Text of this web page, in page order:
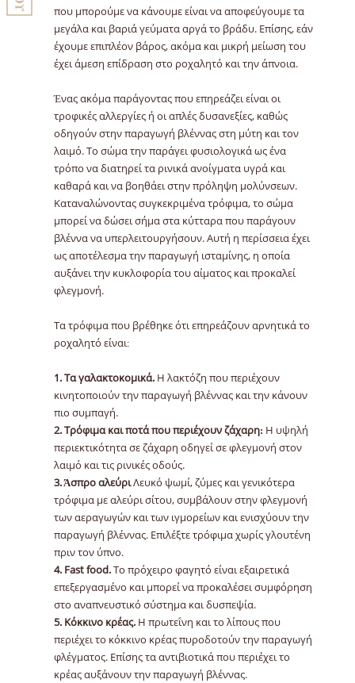
που μπορούμε να κάνουμε είναι να αποφεύγουμε τα
μεγάλα και βαριά γεύματα αργά το βράδυ. Επίσης, εάν
έχουμε επιπλέον βάρος, ακόμα και μικρή μείωση του
έχει άμεση επίδραση στο ροχαλητό και την άπνοια.
Ένας ακόμα παράγοντας που επηρεάζει είναι οι
τροφικές αλλεργίες ή οι απλές δυσανεξίες, καθώς
οδηγούν στην παραγωγή βλέννας στη μύτη και τον
λαιμό. Το σώμα την παράγει φυσιολογικά ως ένα
τρόπο να διατηρεί τα ρινικά ανοίγματα υγρά και
καθαρά και να βοηθάει στην πρόληψη μολύνσεων.
Καταναλώνοντας συγκεκριμένα τρόφιμα, το σώμα
μπορεί να δώσει σήμα στα κύτταρα που παράγουν
βλέννα να υπερλειτουργήσουν. Αυτή η περίσσεια έχει
ως αποτέλεσμα την παραγωγή ισταμίνης, η οποία
αυξάνει την κυκλοφορία του αίματος και προκαλεί
φλεγμονή.
Τα τρόφιμα που βρέθηκε ότι επηρεάζουν αρνητικά το
ροχαλητό είναι:
1. Τα γαλακτοκομικά. Η λακτόζη που περιέχουν
κινητοποιούν την παραγωγή βλέννας και την κάνουν
πιο συμπαγή.
2. Τρόφιμα και ποτά που περιέχουν ζάχαρη: H υψηλή
περιεκτικότητα σε ζάχαρη οδηγεί σε φλεγμονή στον
λαιμό και τις ρινικές οδούς.
3. Άσπρο αλεύριΛευκό ψωμί, ζύμες και γενικότερα
τρόφιμα με αλεύρι σίτου, συμβάλουν στην φλεγμονή
των αεραγωγών και των ιγμορείων και ενισχύουν την
παραγωγή βλέννας. Επιλέξτε τρόφιμα χωρίς γλουτένη
πριν τον ύπνο.
4. Fast food.Το πρόχειρο φαγητό είναι εξαιρετικά
επεξεργασμένο και μπορεί να προκαλέσει συμφόρηση
στο αναπνευστικό σύστημα και δυσπεψία.
5. Κόκκινο κρέας. Η πρωτεΐνη και το λίπους που
περιέχει το κόκκινο κρέας πυροδοτούν την παραγωγή
φλέγματος. Επίσης τα αντιβιοτικά που περιέχει το
κρέας αυξάνουν την παραγωγή βλέννας.